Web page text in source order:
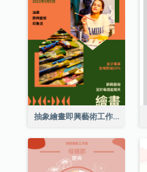
抽象繪畫即興藝術工作坊海報